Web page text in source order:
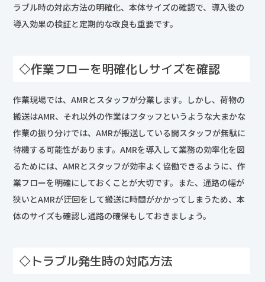
ラブル時の対応方法の明確化、本体サイズの確認で、導入後の
導入効果の検証と定期的な改良も重要です。
◇作業フローを明確化しサイズを確認
作業現場では、AMRとスタッフが分業します。しかし、荷物の
搬送はAMR、それ以外の作業はフタッフというような大まかな
作業の振り分けでは、AMRが搬送している間スタッフが無駄に
待機する可能性があります。AMRを導入して業務の効率化を図
るためには、AMRとスタッフが効率よく協働できるように、作
業フローを明確にしておくことが大切です。また、通路の幅が
狭いとAMRが迂回をして搬送に時間がかかってしまうため、本
体のサイズも確認し通路の確保もしておきましょう。
◇トラブル発生時の対応方法